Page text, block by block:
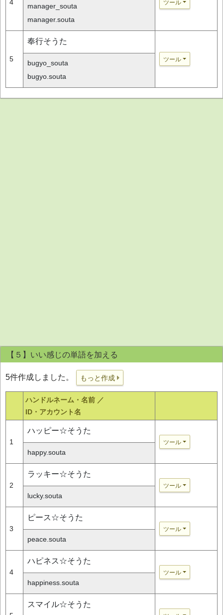
4 ツール
manager_souta
manager.souta
5
奉行そうた
ツール
bugyo_souta
bugyo.souta
【５】いい感じの単語を加える
5件作成しました。 もっと作成
ハンドルネーム・名前 ／
ID・アカウント名
1
ハッピー☆そうた
ツール
happy.souta
2
ラッキー☆そうた
ツール
lucky.souta
3
ピース☆そうた
ツール
peace.souta
4
ハピネス☆そうた
ツール
happiness.souta
スマイル☆そうた